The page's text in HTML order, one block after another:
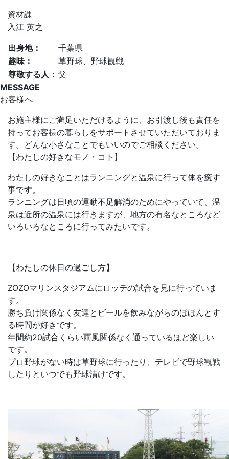
資材課
入江 英之
出身地：
千葉県
趣味：
草野球、野球観戦
尊敬する人： 父
MESSAGE
お客様へ
お施主様にご満足いただけるように、お引渡し後も責任を
持ってお客様の暮らしをサポートさせていただいておりま
す。どんな小さなことでもいいのでご相談ください。
【わたしの好きなモノ・コト】
わたしの好きなことはランニングと温泉に行って体を癒す
事です。
ランニングは日頃の運動不足解消のためにやっていて、温
泉は近所の温泉には行きますが、地方の有名なところなど
いろいろなところに行ってみたいです。
【わたしの休日の過ごし方】
ZOZOマリンスタジアムにロッテの試合を見に行っていま
す。
勝ち負け関係なく友達とビールを飲みながらのほほんとす
る時間が好きです。
年間約20試合くらい雨風関係なく通っているほど楽しい
です。
プロ野球がない時は草野球に行ったり、テレビで野球観戦
したりといつでも野球漬けです。